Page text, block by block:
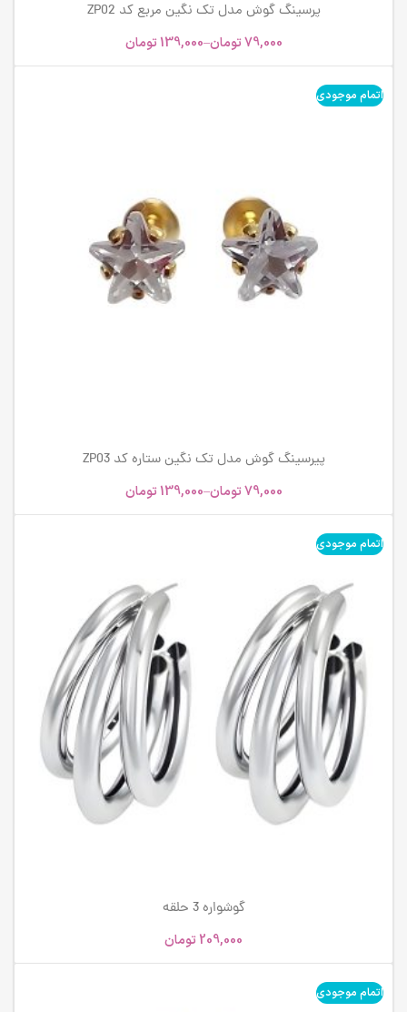
پرسینگ گوش مدل تک نگین مربع کد ZP02
79,000تومان–
139,000تومان
اتمام موجودی
پیرسینگ گوش مدل تک نگین ستاره کد ZP03
79,000تومان–
139,000تومان
اتمام موجودی
گوشواره 3 حلقه
209,000تومان
اتمام موجودی